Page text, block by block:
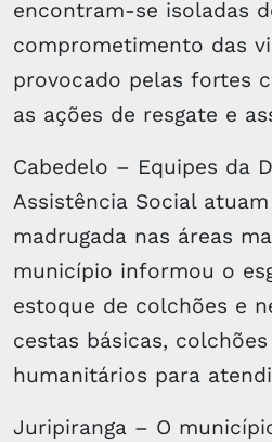
encontram-se isoladas
comprometimento das
provocado pelas fortes
as ações de resgate e
Cabedelo – Equipes da
Assistência Social
madrugada nas áreas
município informou o
estoque de colchões e
cestas básicas,
humanitários para
Juripiranga – O